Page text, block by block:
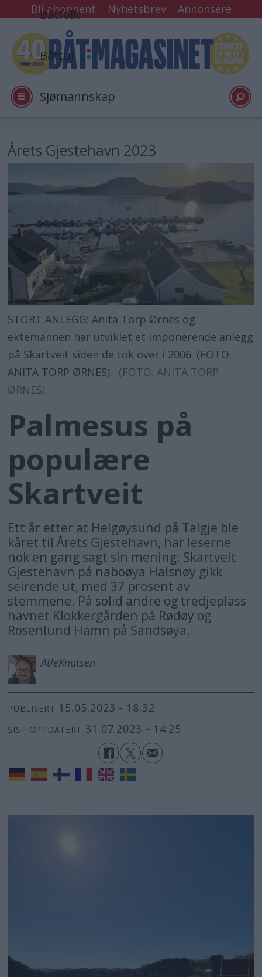
Bli abonnent Nyhetsbrev Annonsere
Båtfolk
Båttur
Sjømannskap
Video
Årets Gjestehavn 2023
STORT ANLEGG: Anita Torp Ørnes og
ektemannen har utviklet et imponerende anlegg
på Skartveit siden de tok over i 2006. (FOTO:
ANITA TORP ØRNES). (FOTO: ANITA TORP
ØRNES).
Palmesus på
populære
Skartveit
Ett år etter at Helgøysund på Talgje ble
kåret til Årets Gjestehavn, har leserne
nok en gang sagt sin mening: Skartveit
Gjestehavn på naboøya Halsnøy gikk
seirende ut, med 37 prosent av
stemmene. På solid andre og tredjeplass
havnet Klokkergården på Rødøy og
Rosenlund Hamn på Sandsøya.
AtleKnutsen
PUBLISERT 15.05.2023 - 18:32
SIST OPPDATERT 31.07.2023 - 14:25